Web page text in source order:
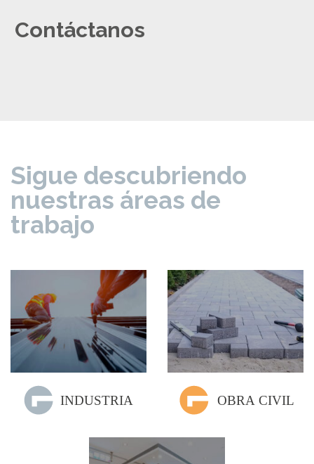
Contáctanos
Sigue descubriendo
nuestras áreas de
trabajo